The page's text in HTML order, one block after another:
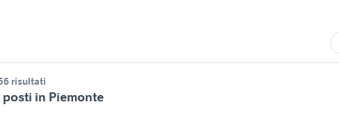
risultati
posti in Piemonte